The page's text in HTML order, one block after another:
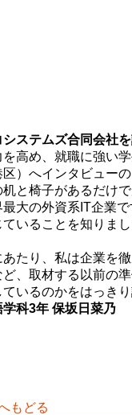
ステムズ合同会社
高め、就職に強い
）へインタビュー
と椅子があるだけ
大の外資系IT企業
いることを知りま
たり、私は企業を
、取材する以前の
いるのかをはっき
学科3年 保坂日菜乃
もどる